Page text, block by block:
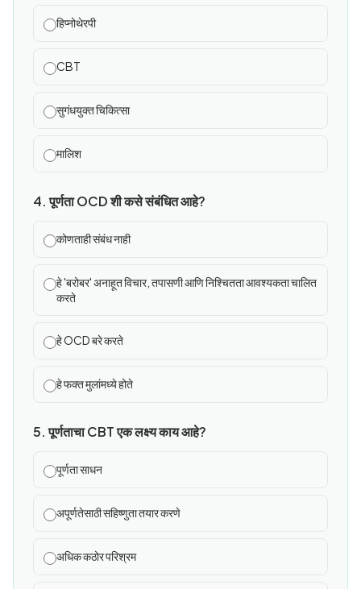
हिप्नोथेरपी
CBT
सुगंधयुक्त चिकित्सा
मालिश
4. पूर्णता OCD शी कसे संबंधित आहे?
कोणताही संबंध नाही
हे 'बरोबर' अनाहूत विचार, तपासणी आणि निश्चितता आवश्यकता चालित
करते
हे OCD बरे करते
हे फक्त मुलांमध्ये होते
5. पूर्णताचा CBT एक लक्ष्य काय आहे?
पूर्णता साधन
अपूर्णतेसाठी सहिष्णुता तयार करणे
अधिक कठोर परिश्रम